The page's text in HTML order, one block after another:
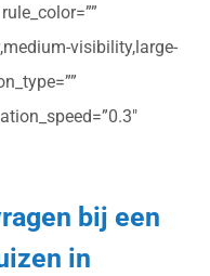
visibility,large-
bij een
in